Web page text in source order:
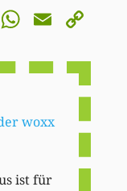
BlueskyEmail
woxx
ist für